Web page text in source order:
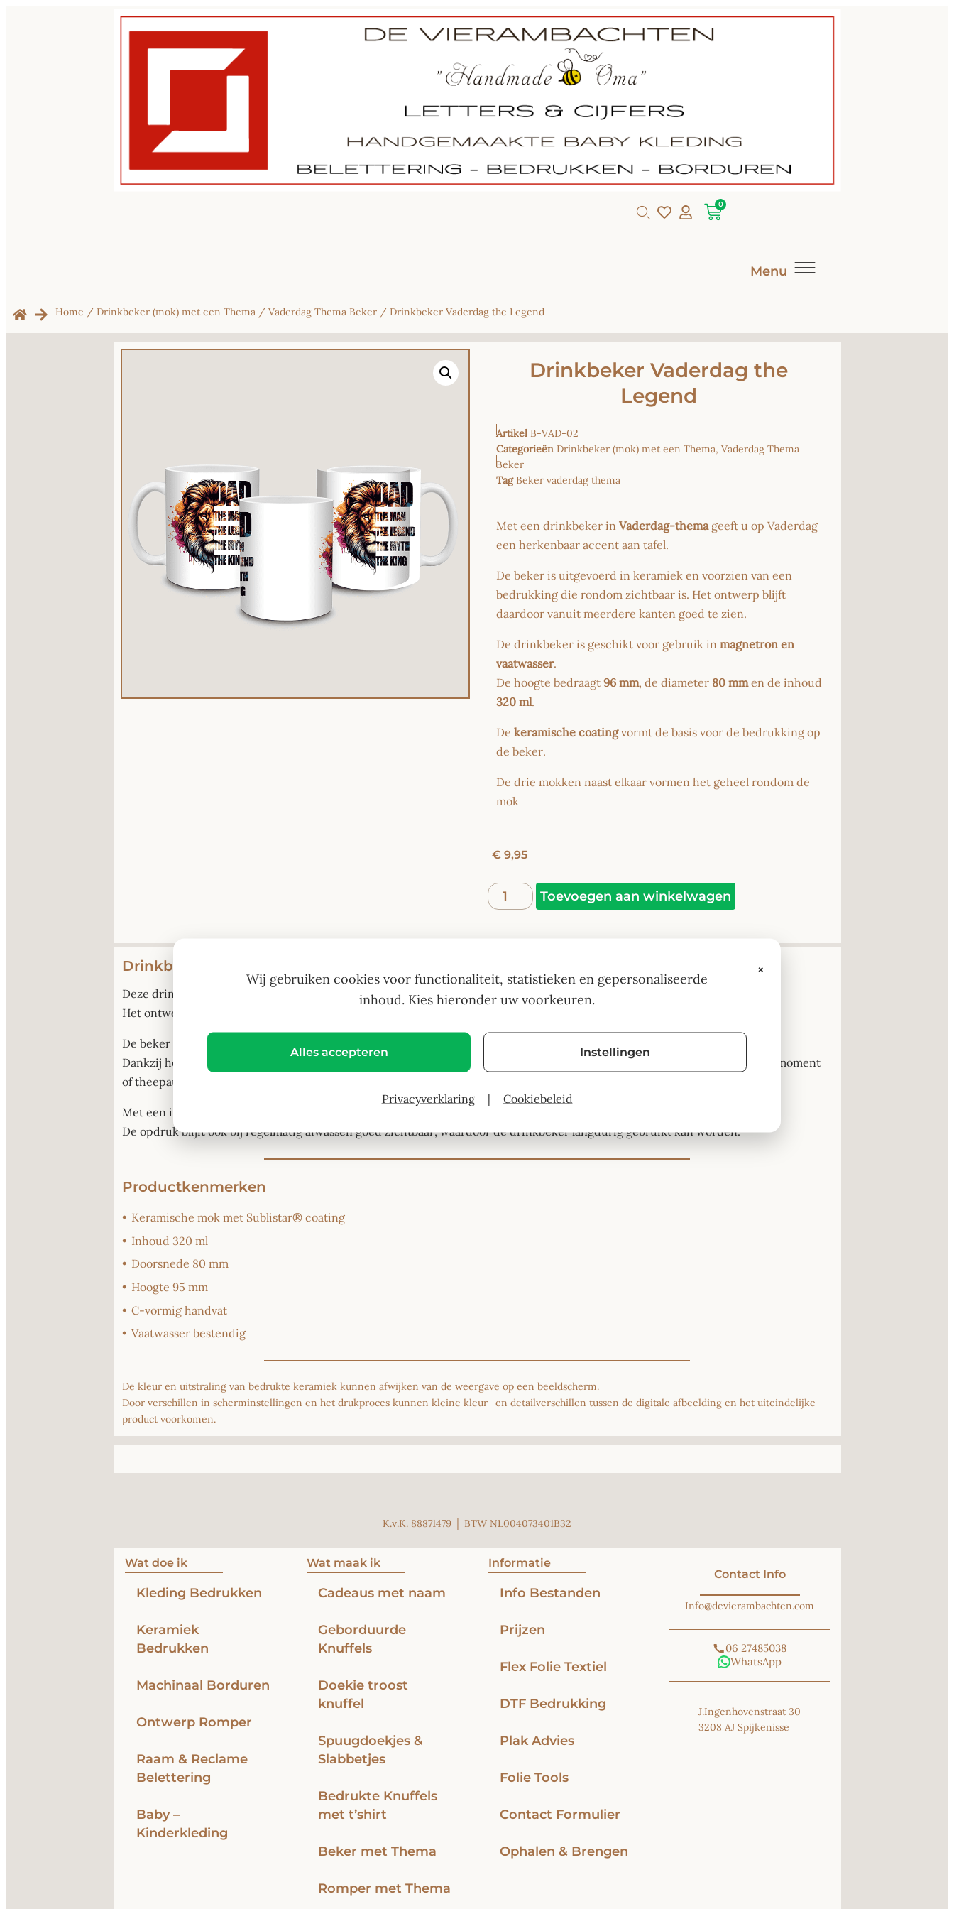
0
Menu
Home / Drinkbeker (mok) met een Thema / Vaderdag Thema Beker / Drinkbeker Vaderdag the Legend
Drinkbeker Vaderdag the
Legend
Artikel B-VAD-02
Categorieën Drinkbeker (mok) met een Thema, Vaderdag Thema
Beker
Tag Beker vaderdag thema
Met een drinkbeker in Vaderdag-themageeft u op Vaderdag
een herkenbaar accent aan tafel.
De beker is uitgevoerd in keramiek en voorzien van een
bedrukking die rondom zichtbaar is. Het ontwerp blijft
daardoor vanuit meerdere kanten goed te zien.
De drinkbeker is geschikt voor gebruik in magnetron en
vaatwasser.
De hoogte bedraagt 96 mm, de diameter 80 mmen de inhoud
320 ml.
De keramische coatingvormt de basis voor de bedrukking op
de beker.
De drie mokken naast elkaar vormen het geheel rondom de
mok
€ 9,95
Toevoegen aan winkelwagen
Drinkbeker vaderdag the Legend
Deze drinkbeker “vaderdag the Legend ” uitgevoerd in keramiek en voorzien van een illustratie die aansluit bij het thema.
Het ontwerp geeft de drinkbeker een herkenbaar vaderdag-karakter.
De beker is geschikt voor warme dranken zoals koffie, thee of chocolademelk en ligt prettig in de hand.
Dankzij het C-vormige handvat en het gangbare formaat is de drinkbeker comfortabel in gebruik tijdens een dagelijks koffiemoment
of theepauze.
Met een inhoud van 320 ml en een stevige keramische uitvoering is deze beker praktisch inzetbaar in huis of op het werk.
De opdruk blijft ook bij regelmatig afwassen goed zichtbaar, waardoor de drinkbeker langdurig gebruikt kan worden.
Productkenmerken
• Keramische mok met Sublistar® coating
• Inhoud 320 ml
• Doorsnede 80 mm
• Hoogte 95 mm
• C-vormig handvat
• Vaatwasser bestendig
De kleur en uitstraling van bedrukte keramiek kunnen afwijken van de weergave op een beeldscherm.
Door verschillen in scherminstellingen en het drukproces kunnen kleine kleur- en detailverschillen tussen de digitale afbeelding en het uiteindelijke
product voorkomen.
K.v.K. 88871479 │ BTW NL004073401B32
Wat doe ik
Kleding Bedrukken
Keramiek
Bedrukken
Machinaal Borduren
Ontwerp Romper
Raam & Reclame
Belettering
Baby –
Kinderkleding
Wat maak ik
Cadeaus met naam
Geborduurde
Knuffels
Doekie troost
knuffel
Spuugdoekjes &
Slabbetjes
Bedrukte Knuffels
met t’shirt
Beker met Thema
Romper met Thema
Informatie
Info Bestanden
Prijzen
Flex Folie Textiel
DTF Bedrukking
Plak Advies
Folie Tools
Contact Formulier
Ophalen & Brengen
Contact Info
Info@devierambachten.com
06 27485038
WhatsApp
J.Ingenhovenstraat 30
3208 AJ Spijkenisse
×
Wij gebruiken cookies voor functionaliteit, statistieken en gepersonaliseerde
inhoud. Kies hieronder uw voorkeuren.
Alles accepteren Instellingen
Privacyverklaring | Cookiebeleid